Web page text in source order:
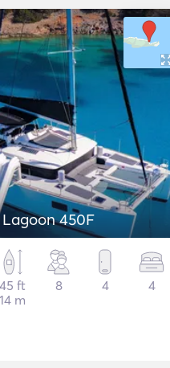
450F
45 ft
14 m
8 4 4